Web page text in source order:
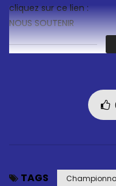
cliquez sur ce lien :
NOUS SOUTENIR
TAGS